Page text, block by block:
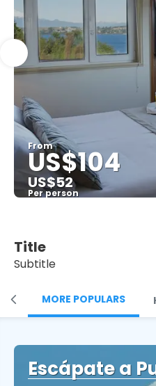
From
US$104
US$52
Per person
Title
Subtitle
MORE POPULARS
Escápate a